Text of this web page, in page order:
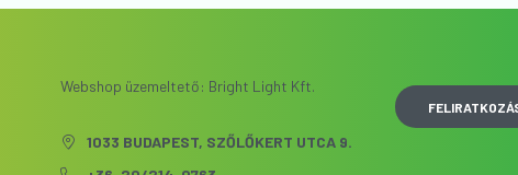
Webshop üzemeltető: Bright Light Kft.
1033 BUDAPEST, SZŐLŐKERT UTCA 9.